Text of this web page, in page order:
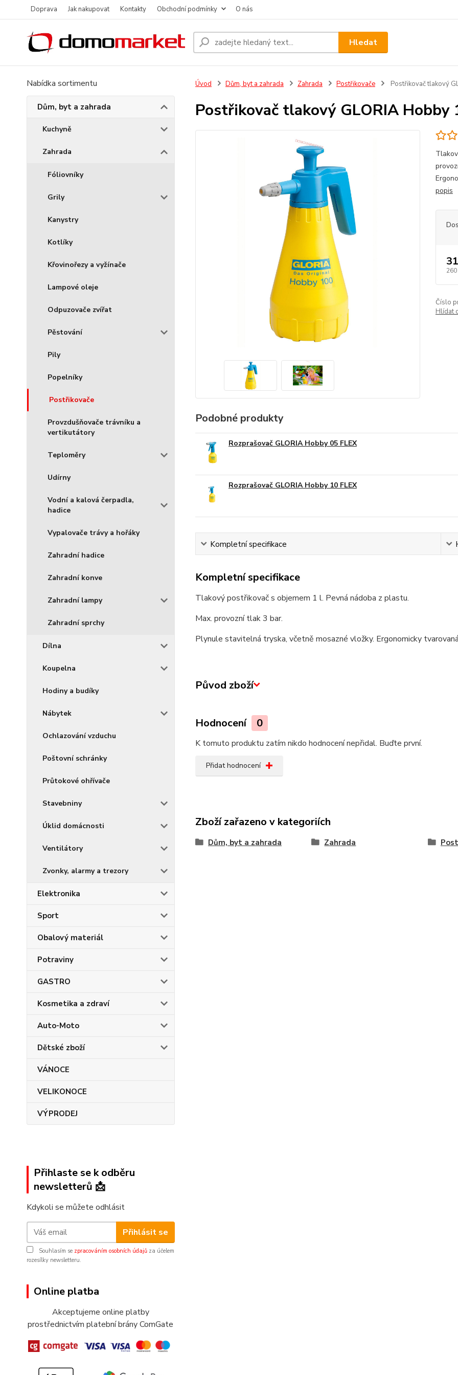
Doprava Jak nakupovat Kontakty Obchodní podmínky O nás
Hledat
Nabídka sortimentu
Dům, byt a zahrada
Kuchyně
Zahrada
Fóliovníky
Grily
Kanystry
Kotlíky
Křovinořezy a vyžínače
Lampové oleje
Odpuzovače zvířat
Pěstování
Pily
Popelníky
Postřikovače
Provzdušňovače trávníku a
vertikutátory
Teploměry
Udírny
Vodní a kalová čerpadla,
hadice
Vypalovače trávy a hořáky
Zahradní hadice
Zahradní konve
Zahradní lampy
Zahradní sprchy
Dílna
Koupelna
Hodiny a budíky
Nábytek
Ochlazování vzduchu
Poštovní schránky
Průtokové ohřívače
Stavebniny
Úklid domácnosti
Ventilátory
Zvonky, alarmy a trezory
Elektronika
Sport
Obalový materiál
Potraviny
GASTRO
Kosmetika a zdraví
Auto-Moto
Dětské zboží
VÁNOCE
VELIKONOCE
VÝPRODEJ
Přihlaste se k odběru
newsletterů 📩
Kdykoli se můžete odhlásit
Přihlásit se
Souhlasím se zpracováním osobních údajů za účelem
rozesílky newsletteru.
Online platba
Akceptujeme online platby
prostřednictvím platební brány ComGate
Úvod Dům, byt a zahrada Zahrada Postřikovače Postřikovač tlakový
Postřikovač tlakový GLORIA Hobby
popis
260
Číslo
Hlídat
Podobné produkty
Rozprašovač GLORIA Hobby 05 FLEX
Rozprašovač GLORIA Hobby 10 FLEX
Kompletní specifikace
Kompletní specifikace
Tlakový postřikovač s objemem 1 l. Pevná nádoba z plastu.
Max. provozní tlak 3 bar.
Plynule stavitelná tryska, včetně mosazné vložky. Ergonomicky
Původ zboží
Hodnocení 0
K tomuto produktu zatím nikdo hodnocení nepřidal. Buďte první.
Přidat hodnocení
Zboží zařazeno v kategoriích
Dům, byt a zahrada Zahrada